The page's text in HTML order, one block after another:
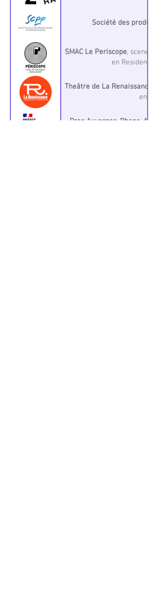
Société des
SMAC Le Periscope, scene
en
Theâtre de La Renaissance
en
Drac Auvergne-Rhone-Alpes